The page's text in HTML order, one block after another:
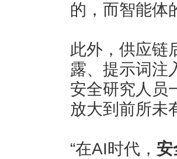
的，而智能体
此外，供应链
露、提示词注
安全研究人员
放大到前所未
“在AI时代， 安